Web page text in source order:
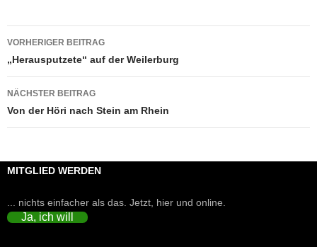
Beitragsnavigation
VORHERIGER BEITRAG
„Herausputzete“ auf der Weilerburg
NÄCHSTER BEITRAG
Von der Höri nach Stein am Rhein
MITGLIED WERDEN
... nichts einfacher als das. Jetzt, hier und online.
Ja, ich will